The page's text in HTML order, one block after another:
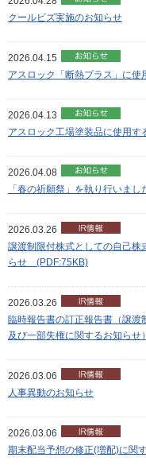
クールビズ実施のお知らせ
2026.04.15
アスロック「断熱プラス」に使
2026.04.13
アスロック工場塗装品に使用す
2026.04.08
「春の祈願祭」を執り行いまし
2026.03.26
譲渡制限付株式としての自己株
らせ (PDF:75KB)
2026.03.26
臨時報告書の訂正報告書（譲渡
及び一部失権に関するお知らせ
2026.03.06
人事異動のお知らせ
2026.03.06
期末配当予想の修正(増配)に関